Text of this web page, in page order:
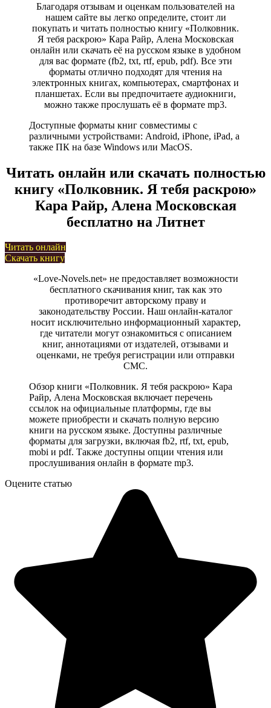
Благодаря отзывам и оценкам пользователей на
нашем сайте вы легко определите, стоит ли
покупать и читать полностью книгу «Полковник.
Я тебя раскрою» Кара Райр, Алена Московская
онлайн или скачать её на русском языке в удобном
для вас формате (fb2, txt, rtf, epub, pdf). Все эти
форматы отлично подходят для чтения на
электронных книгах, компьютерах, смартфонах и
планшетах. Если вы предпочитаете аудиокниги,
можно также прослушать её в формате mp3.
Доступные форматы книг совместимы с
различными устройствами: Android, iPhone, iPad, а
также ПК на базе Windows или MacOS.
Читать онлайн или скачать полностью
книгу «Полковник. Я тебя раскрою»
Кара Райр, Алена Московская
бесплатно на Литнет
Читать онлайн
Скачать книгу
«Love-Novels.net» не предоставляет возможности
бесплатного скачивания книг, так как это
противоречит авторскому праву и
законодательству России. Наш онлайн-каталог
носит исключительно информационный характер,
где читатели могут ознакомиться с описанием
книг, аннотациями от издателей, отзывами и
оценками, не требуя регистрации или отправки
СМС.
Обзор книги «Полковник. Я тебя раскрою» Кара
Райр, Алена Московская включает перечень
ссылок на официальные платформы, где вы
можете приобрести и скачать полную версию
книги на русском языке. Доступны различные
форматы для загрузки, включая fb2, rtf, txt, epub,
mobi и pdf. Также доступны опции чтения или
прослушивания онлайн в формате mp3.
Оцените статью